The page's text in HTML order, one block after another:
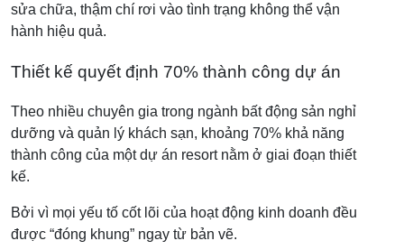
sửa chữa, thậm chí rơi vào tình trạng không thể vận
hành hiệu quả.
Thiết kế quyết định 70% thành công dự án
Theo nhiều chuyên gia trong ngành bất động sản nghỉ
dưỡng và quản lý khách sạn, khoảng 70% khả năng
thành công của một dự án resort nằm ở giai đoạn thiết
kế.
Bởi vì mọi yếu tố cốt lõi của hoạt động kinh doanh đều
được “đóng khung” ngay từ bản vẽ.